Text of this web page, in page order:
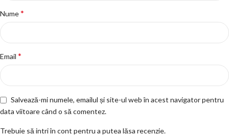
Nume*
Email *
Salvează-mi numele, emailul și site-ul web în acest navigator pentru
data viitoare când o să comentez.
Trebuie să intri în cont pentru a putea lăsa recenzie.